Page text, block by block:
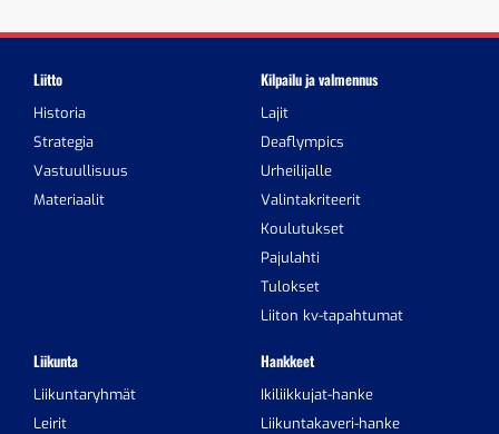
Liitto
Historia
Strategia
Vastuullisuus
Materiaalit
Kilpailu ja valmennus
Lajit
Deaflympics
Urheilijalle
Valintakriteerit
Koulutukset
Pajulahti
Tulokset
Liiton kv-tapahtumat
Liikunta
Liikuntaryhmät
Leirit
Hankkeet
Ikiliikkujat-hanke
Liikuntakaveri-hanke